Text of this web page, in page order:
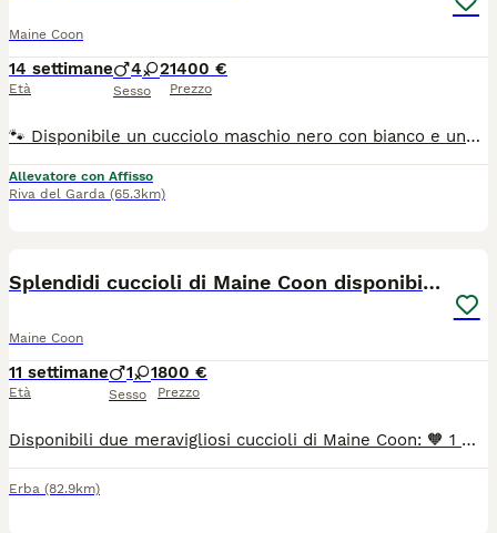
Maine Coon
14 settimane
Età
4 2
Sesso
1400 €
Prezzo
🐾 Disponibile un cucciolo maschio nero con bianco e una femmina blu con bianco. Sono figli di Campioni Internazionali di Bellezza provenienti da linee testate per le principali malattie genetiche della razza. I cuccioli crescono in ambiente familiare, abituati al contatto umano e alimentati con BARF equilibrata, crocchette grain free e umido premium di alta qualità. Verranno ceduti esclusivamente come animali da compagnia (no riproduzione), con pedigree, vaccinazioni, microchip, libretto sanitario e contratto di cessione. Potranno lasciare la nostra casa da sabato 8 agosto 2026 ❤️🐾 Per maggiori informazioni, foto e aggiornamenti vi invitiamo a visitare il nostro sito web di Garda Felix
Allevatore con Affisso
Riva del Garda (65.3km)
Splendidi cuccioli di Maine Coon disponibili 🐾
Maine Coon
11 settimane
Età
1 1
Sesso
800 €
Prezzo
Disponibili due meravigliosi cuccioli di Maine Coon: 🧡 1 maschio rosso 🩶 1 femmina grigia Entrambi provengono da genitori con pedigree, selezionati per salute, bellezza e carattere. I cuccioli sono cresciuti in ambiente familiare, sono socievoli, dolci, affettuosi e molto giocherelloni, abituati al contatto con le persone e ideali anche per famiglie con bambini. Saranno ceduti solo a persone responsabili e amanti degli animali. Per ulteriori informazioni, foto, disponibilità e prezzo, contattatemi in privato.
Erba (82.9km)